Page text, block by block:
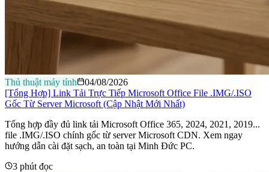
Thủ thuật máy tính
04/08/2026
[Tổng Hợp] Link Tải Trực Tiếp Microsoft Office File .IMG/.ISO
Gốc Từ Server Microsoft (Cập Nhật Mới Nhất)
Tổng hợp đầy đủ link tải Microsoft Office 365, 2024, 2021, 2019...
file .IMG/.ISO chính gốc từ server Microsoft CDN. Xem ngay
hướng dẫn cài đặt sạch, an toàn tại Minh Đức PC.
3 phút đọc